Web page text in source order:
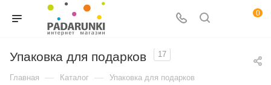
0
Упаковка для подарков 17
Главная — Каталог — Упаковка для подарков